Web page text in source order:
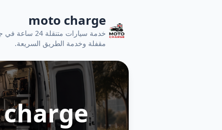
moto charge
خدمة سيارات
مقفلة وخدمة الطريق السريعة.